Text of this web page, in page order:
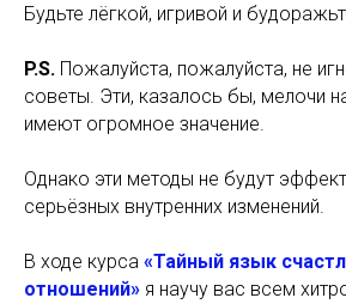
Будьте лёгкой, игривой и
P.S. Пожалуйста, пожалуйста, не
советы. Эти, казалось бы, мелочи
имеют огромное значение.
Однако эти методы не будут
серьёзных внутренних изменений.
В ходе курса «Тайный язык
отношений» я научу вас всем